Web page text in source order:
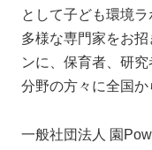
として子ども環境ラ
多様な専門家をお
ンに、保育者、研
分野の方々に全国か
一般社団法人 園